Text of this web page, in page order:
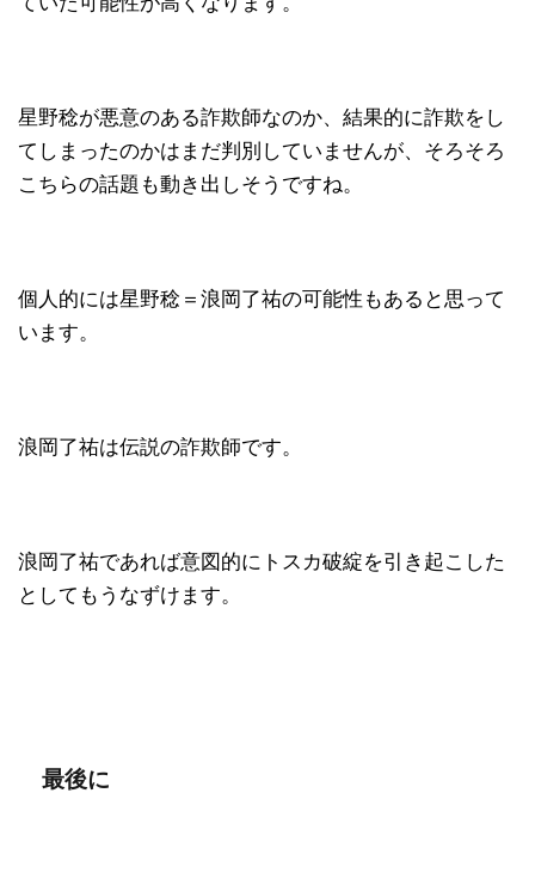
星野稔が悪意のある詐欺師なのか、結果的に詐欺をし
てしまったのかはまだ判別していませんが、そろそろ
こちらの話題も動き出しそうですね。
個人的には星野稔＝浪岡了祐の可能性もあると思って
います。
浪岡了祐は伝説の詐欺師です。
浪岡了祐であれば意図的にトスカ破綻を引き起こした
としてもうなずけます。
最後に